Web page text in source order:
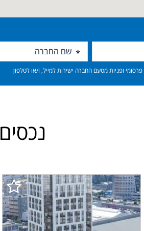
ופניות מטעם החברה ישירות למייל, ו/או לטלפון
נכסים